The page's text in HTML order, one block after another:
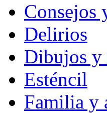
Consejos
Delirios
Dibujos y
Esténcil
Familia y